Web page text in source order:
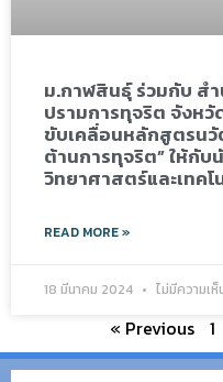
ม.กาฬสินธุ์ ร่วมกับ ส
ปรามการทุจริต จังหวั
ขับเคลื่อนหลักสูตรน
ต้านการทุจริต” ให้กั
วิทยาศาสตร์และเทค
READ MORE »
18 มีนาคม 2024 ไม่มีความเห็
« Previous 1